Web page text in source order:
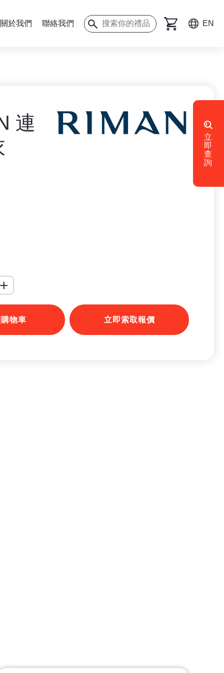
關於我們 聯絡我們 EN
連
物車 立即索取報價
立
即
查
詢